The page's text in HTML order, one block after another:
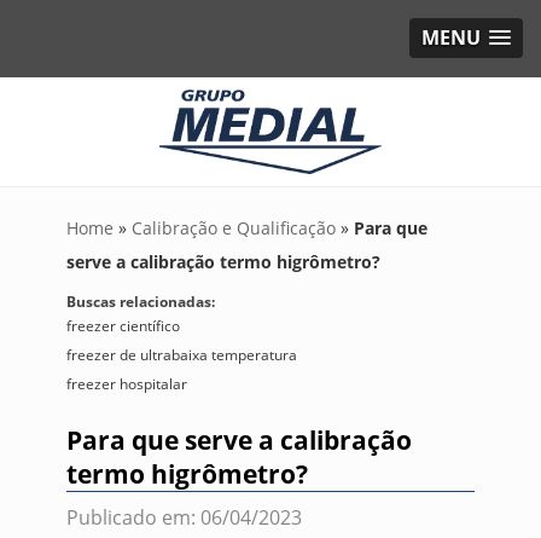
MENU
Home » Calibração e Qualificação » Para que
serve a calibração termo higrômetro?
Buscas relacionadas:
freezer científico
freezer de ultrabaixa temperatura
freezer hospitalar
Para que serve a calibração
termo higrômetro?
Publicado em: 06/04/2023